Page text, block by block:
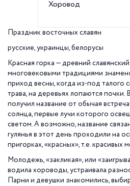
Хоровод
Праздник восточных славян
русские, украинцы, белорусы
Красная горка — древний
многовековыми традициями
приход весны, когда из-под талого
трава, на деревьях лопаются
получил название от обычая
солнца, первые лучи которого
светом. А возможно, название
гулянья в этот день проходили на
пригорках, «красных», т.е. красивых
Молодежь, «закликая», или
водила хороводы, устраивала
Парни и девушки знакомились,